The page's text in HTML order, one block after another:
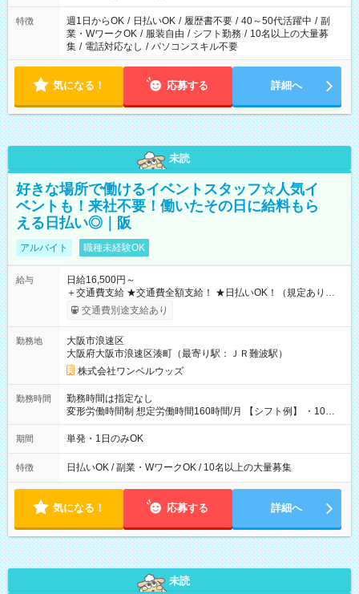
特徴 週1日からOK / 日払いOK / 履歴書不要 / 40～50代活躍中 / 副
業・WワークOK / 服装自由 / シフト勤務 / 10名以上の大量募
集 / 電話対応なし / パソコンスキル不要
気になる！ 応募する 詳細へ
未読
好きな場所で働けるイベントスタッフ☆人気イ
ベントも！来社不要！働いたその日に給料もら
える日払い◎｜阪
アルバイト 職種未経験OK
給与
日給16,500円～
＋交通費支給 ★交通費全額支給！ ★日払いOK！（規定あり） ┗
働いたその日に現金GET♪ お仕事後はコンビニATMから 日払
交通費別途支給あり
勤務地
大阪市浪速区
大阪府大阪市浪速区湊町（最寄り駅：ＪＲ難波駅）
株式会社ワンベルウッズ
勤務時間
勤務時間は指定なし
変形労働時間制 想定労働時間160時間/月 【シフト例】 ・10：
00～20：00
期間 単発・1日のみOK
特徴 日払いOK / 副業・WワークOK / 10名以上の大量募集
気になる！ 応募する 詳細へ
未読